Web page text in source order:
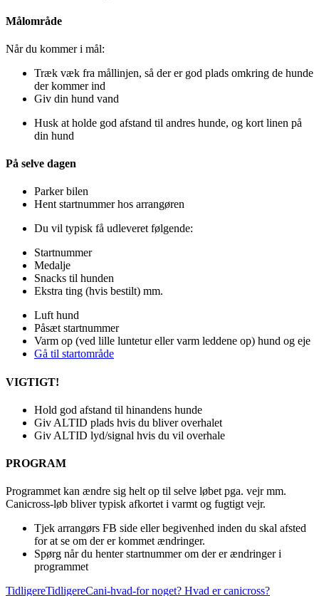
Målområde
Når du kommer i mål:
Træk væk fra mållinjen, så der er god plads omkring de hunde
der kommer ind
Giv din hund vand
Husk at holde god afstand til andres hunde, og kort linen på
din hund
På selve dagen
Parker bilen
Hent startnummer hos arrangøren
Du vil typisk få udleveret følgende:
Startnummer
Medalje
Snacks til hunden
Ekstra ting (hvis bestilt) mm.
Luft hund
Påsæt startnummer
Varm op (ved lille luntetur eller varm leddene op) hund og eje
Gå til startområde
VIGTIGT!
Hold god afstand til hinandens hunde
Giv ALTID plads hvis du bliver overhalet
Giv ALTID lyd/signal hvis du vil overhale
PROGRAM
Programmet kan ændre sig helt op til selve løbet pga. vejr mm.
Canicross-løb bliver typisk afkortet i varmt og fugtigt vejr.
Tjek arrangørs FB side eller begivenhed inden du skal afsted
for at se om der er kommet ændringer.
Spørg når du henter startnummer om der er ændringer i
programmet
TidligereTidligereCani-hvad-for noget? Hvad er canicross?